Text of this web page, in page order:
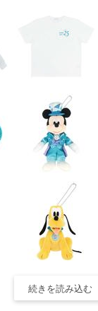
続きを読み込む